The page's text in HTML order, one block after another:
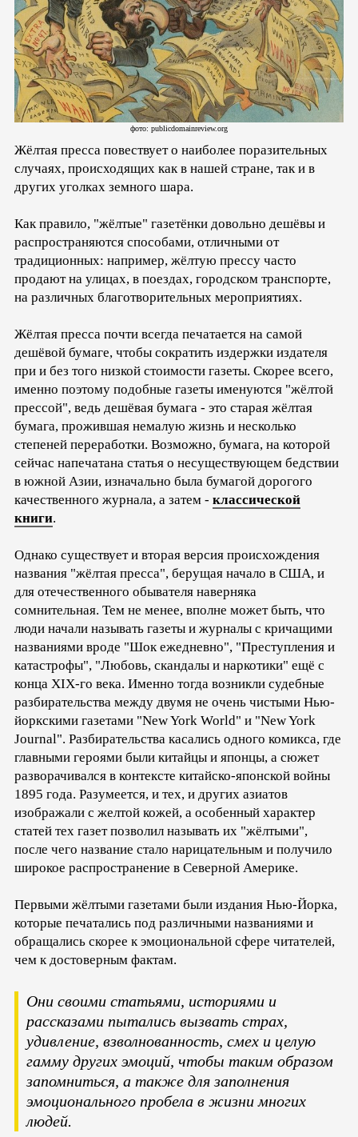
фото: publicdomainreview.org
Жёлтая пресса повествует о наиболее поразительных
случаях, происходящих как в нашей стране, так и в
других уголках земного шара.
Как правило, "жёлтые" газетёнки довольно дешёвы и
распространяются способами, отличными от
традиционных: например, жёлтую прессу часто
продают на улицах, в поездах, городском транспорте,
на различных благотворительных мероприятиях.
Жёлтая пресса почти всегда печатается на самой
дешёвой бумаге, чтобы сократить издержки издателя
при и без того низкой стоимости газеты. Скорее всего,
именно поэтому подобные газеты именуются "жёлтой
прессой", ведь дешёвая бумага - это старая жёлтая
бумага, прожившая немалую жизнь и несколько
степеней переработки. Возможно, бумага, на которой
сейчас напечатана статья о несуществующем бедствии
в южной Азии, изначально была бумагой дорогого
качественного журнала, а затем - классической
книги.
Однако существует и вторая версия происхождения
названия "жёлтая пресса", берущая начало в США, и
для отечественного обывателя наверняка
сомнительная. Тем не менее, вполне может быть, что
люди начали называть газеты и журналы с кричащими
названиями вроде "Шок ежедневно", "Преступления и
катастрофы", "Любовь, скандалы и наркотики" ещё с
конца XIX-го века. Именно тогда возникли судебные
разбирательства между двумя не очень чистыми Нью-
йоркскими газетами "New York World" и "New York
Journal". Разбирательства касались одного комикса, где
главными героями были китайцы и японцы, а сюжет
разворачивался в контексте китайско-японской войны
1895 года. Разумеется, и тех, и других азиатов
изображали с желтой кожей, а особенный характер
статей тех газет позволил называть их "жёлтыми",
после чего название стало нарицательным и получило
широкое распространение в Северной Америке.
Первыми жёлтыми газетами были издания Нью-Йорка,
которые печатались под различными названиями и
обращались скорее к эмоциональной сфере читателей,
чем к достоверным фактам.
Они своими статьями, историями и
рассказами пытались вызвать страх,
удивление, взволнованность, смех и целую
гамму других эмоций, чтобы таким образом
запомниться, а также для заполнения
эмоционального пробела в жизни многих
людей.